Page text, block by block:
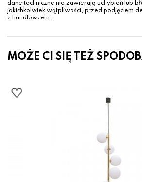
dane techniczne nie zawierają uchybień lub
jakichkolwiek wątpliwości, przed podjęciem
z handlowcem.
MOŻE CI SIĘ TEŻ